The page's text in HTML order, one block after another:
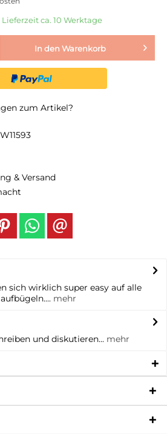
ca. 10 Werktage
In den Warenkorb
zum Artikel?
& Versand
sich wirklich super easy auf alle
mehr
und diskutieren... mehr